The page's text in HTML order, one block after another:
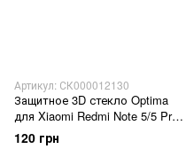
Артикул: СК000012130
Защитное 3D стекло Optima
для Xiaomi Redmi Note 5/5 Pro
f/s 0,3mm white
120 грн